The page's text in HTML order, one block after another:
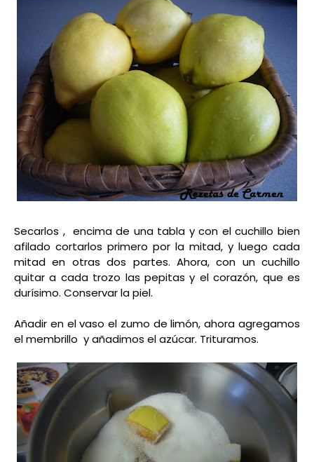
Secarlos , encima de una tabla y con el cuchillo bien
afilado cortarlos primero por la mitad, y luego cada
mitad en otras dos partes. Ahora, con un cuchillo
quitar a cada trozo las pepitas y el corazón, que es
durísimo. Conservar la piel.
Añadir en el vaso el zumo de limón, ahora agregamos
el membrillo y añadimos el azúcar. Trituramos.